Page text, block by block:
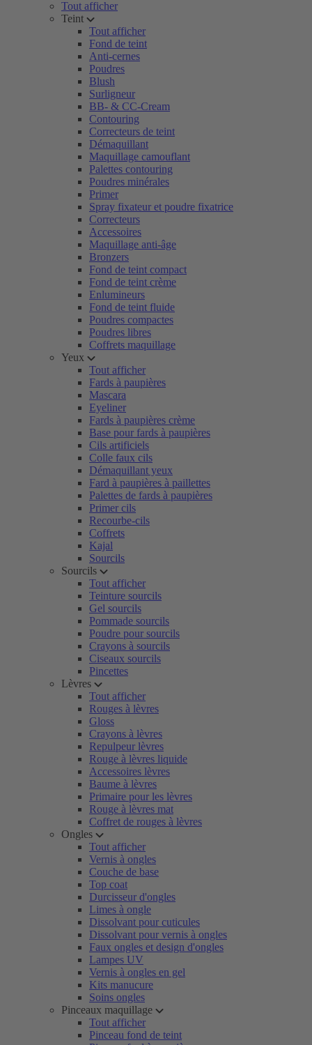
Tout afficher
Teint
Tout afficher
Fond de teint
Anti-cernes
Poudres
Blush
Surligneur
BB- & CC-Cream
Contouring
Correcteurs de teint
Démaquillant
Maquillage camouflant
Palettes contouring
Poudres minérales
Primer
Spray fixateur et poudre fixatrice
Correcteurs
Accessoires
Maquillage anti-âge
Bronzers
Fond de teint compact
Fond de teint crème
Enlumineurs
Fond de teint fluide
Poudres compactes
Poudres libres
Coffrets maquillage
Yeux
Tout afficher
Fards à paupières
Mascara
Eyeliner
Fards à paupières crème
Base pour fards à paupières
Cils artificiels
Colle faux cils
Démaquillant yeux
Fard à paupières à paillettes
Palettes de fards à paupières
Primer cils
Recourbe-cils
Coffrets
Kajal
Sourcils
Sourcils
Tout afficher
Teinture sourcils
Gel sourcils
Pommade sourcils
Poudre pour sourcils
Crayons à sourcils
Ciseaux sourcils
Pincettes
Lèvres
Tout afficher
Rouges à lèvres
Gloss
Crayons à lèvres
Repulpeur lèvres
Rouge à lèvres liquide
Accessoires lèvres
Baume à lèvres
Primaire pour les lèvres
Rouge à lèvres mat
Coffret de rouges à lèvres
Ongles
Tout afficher
Vernis à ongles
Couche de base
Top coat
Durcisseur d'ongles
Limes à ongle
Dissolvant pour cuticules
Dissolvant pour vernis à ongles
Faux ongles et design d'ongles
Lampes UV
Vernis à ongles en gel
Kits manucure
Soins ongles
Pinceaux maquillage
Tout afficher
Pinceau fond de teint